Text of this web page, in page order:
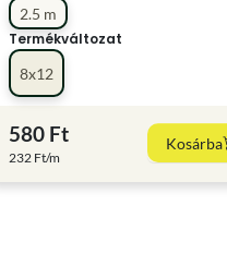
2.5 m
Termékváltozat
8x12
580 Ft
232 Ft/m
Kosárba